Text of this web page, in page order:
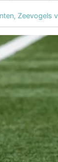
Zeevogels